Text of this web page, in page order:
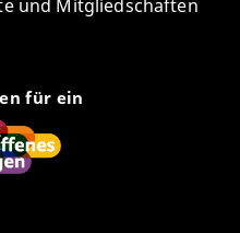
und Mitgliedschaften
für ein